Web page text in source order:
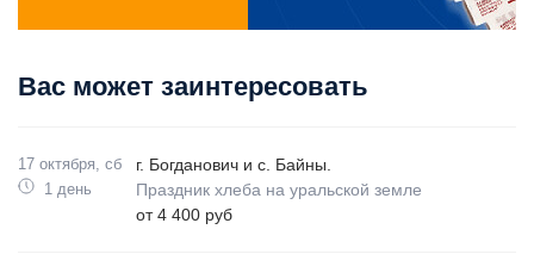
Вас может заинтересовать
17 октября, сб
1 день
г. Богданович и с. Байны.
Праздник хлеба на уральской земле
от 4 400 руб